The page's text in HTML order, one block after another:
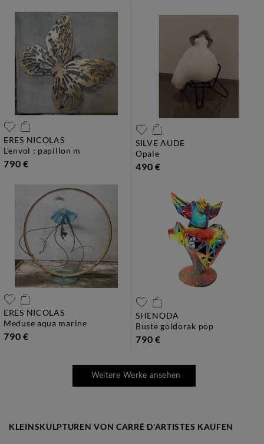
ERES NICOLAS
l'envol : papillon m
790 €
SILVE AUDE
opale
490 €
ERES NICOLAS
meduse aqua marine
790 €
SHENODA
buste goldorak pop
790 €
Weitere Werke ansehen
KLEINSKULPTUREN VON CARRÉ D'ARTISTES KAUFEN